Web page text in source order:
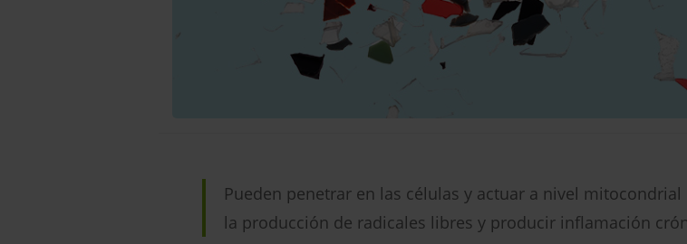
Pueden penetrar en las células y actuar a nivel
la producción de radicales libres y producir inflamación